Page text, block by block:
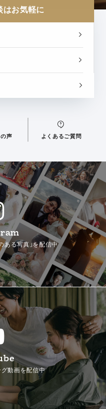
はお気軽に
声 よくあるご質問
ある写真」を配信中
動画を配信中